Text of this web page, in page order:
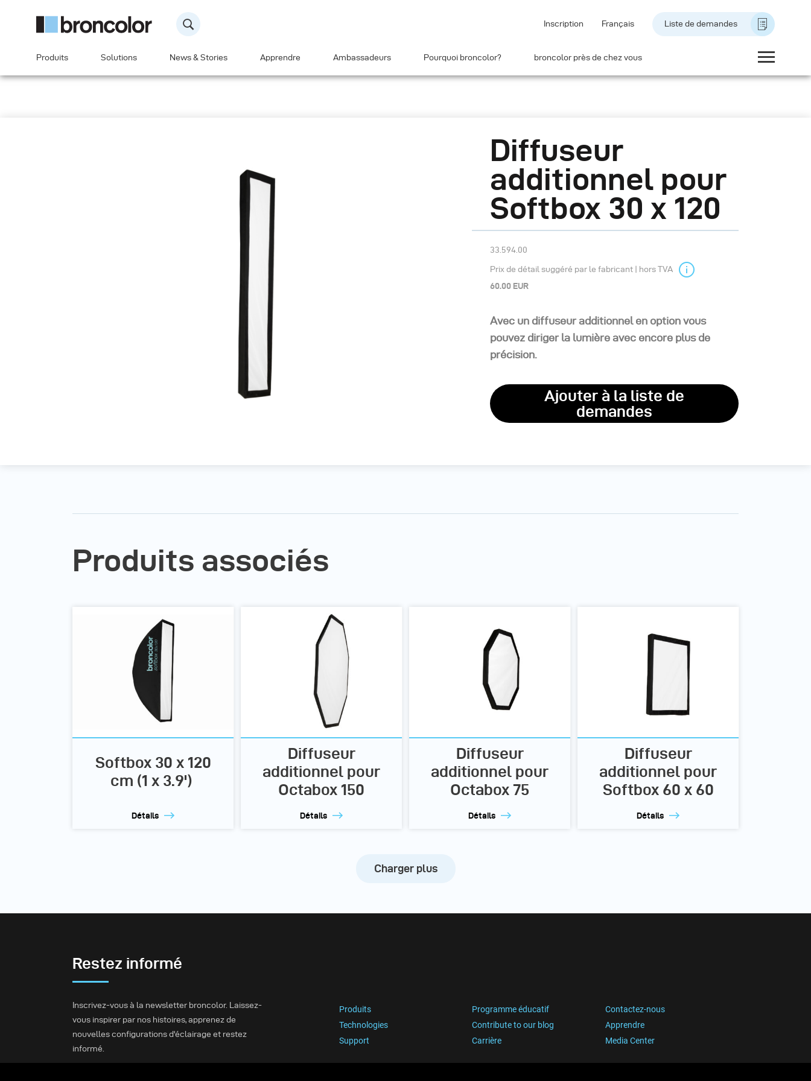
Inscription Français Liste de demandes
Produits Solutions News & Stories Apprendre Ambassadeurs Pourquoi broncolor? broncolor près de chez vous
Diffuseur
additionnel pour
Softbox 30 x 120
33.594.00
Prix de détail suggéré par le fabricant | hors TVA
60.00 EUR
Avec un diffuseur additionnel en option vous
pouvez diriger la lumière avec encore plus de
précision.
Ajouter à la liste de
demandes
Produits associés
Softbox 30 x 120
cm (1 x 3.9')
Détails
Diffuseur
additionnel pour
Octabox 150
Détails
Diffuseur
additionnel pour
Octabox 75
Détails
Diffuseur
additionnel pour
Softbox 60 x 60
Détails
Charger plus
Restez informé
Inscrivez-vous à la newsletter broncolor. Laissez-
vous inspirer par nos histoires, apprenez de
nouvelles configurations d'éclairage et restez
informé.
Produits Programme éducatif
Contactez-nous
Technologies
Contribute to our blog
Apprendre
Support
Carrière Media Center